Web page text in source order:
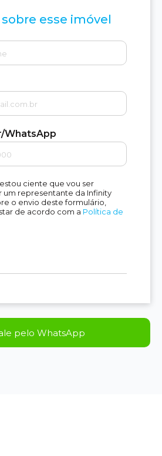
esse imóvel
WhatsApp
ciente que vou ser
um representante da Infinity
o envio deste formulário,
de acordo com a Política de
pelo WhatsApp